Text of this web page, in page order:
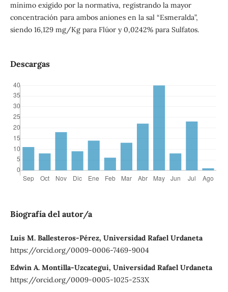
mínimo exigido por la normativa, registrando la mayor
concentración para ambos aniones en la sal “Esmeralda”,
siendo 16,129 mg/Kg para Flúor y 0,0242% para Sulfatos.
Descargas
Biografía del autor/a
Luis M. Ballesteros-Pérez, Universidad Rafael Urdaneta
https://orcid.org/0009-0006-7469-9004
Edwin A. Montilla-Uzcategui, Universidad Rafael Urdaneta
https://orcid.org/0009-0005-1025-253X